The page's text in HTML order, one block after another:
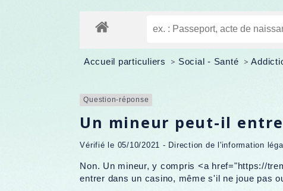
Accueil particuliers > Social - Santé >
Question-réponse
Un mineur peut-il
Vérifié le 05/10/2021 - Direction de l'information
Non. Un mineur, y compris <a href="https://
entrer dans un casino, même s'il ne joue pas